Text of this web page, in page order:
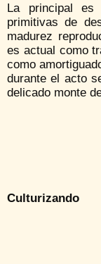
La principal
primitivas de
madurez
es actual como
como
durante el acto
delicado monte
Culturizando